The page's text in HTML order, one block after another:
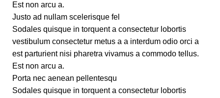
Est non arcu a.
Justo ad nullam scelerisque fel
Sodales quisque in torquent a consectetur lobortis
vestibulum consectetur metus a a interdum odio orci a
est parturient nisi pharetra vivamus a commodo tellus.
Est non arcu a.
Porta nec aenean pellentesqu
Sodales quisque in torquent a consectetur lobortis